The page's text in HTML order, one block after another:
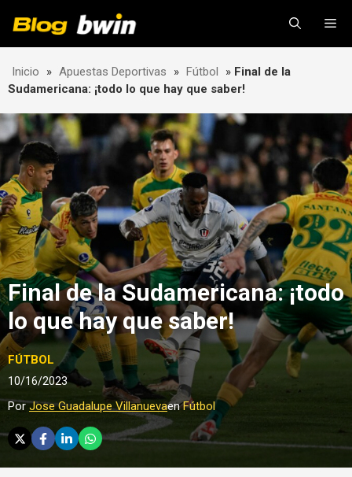
Inicio » Apuestas Deportivas » Fútbol » Final de la
Sudamericana: ¡todo lo que hay que saber!
Final de la Sudamericana: ¡todo
lo que hay que saber!
FÚTBOL
10/16/2023
PorJose Guadalupe VillanuevaenFútbol